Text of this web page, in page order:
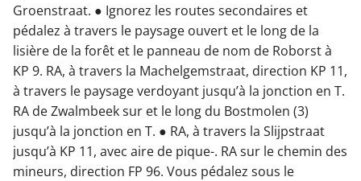
Groenstraat. ● Ignorez les routes secondaires et
pédalez à travers le paysage ouvert et le long de la
lisière de la forêt et le panneau de nom de Roborst à
KP 9. RA, à travers la Machelgemstraat, direction KP 11,
à travers le paysage verdoyant jusqu’à la jonction en T.
RA de Zwalmbeek sur et le long du Bostmolen (3)
jusqu’à la jonction en T. ● RA, à travers la Slijpstraat
jusqu’à KP 11, avec aire de pique-. RA sur le chemin des
mineurs, direction FP 96. Vous pédalez sous le